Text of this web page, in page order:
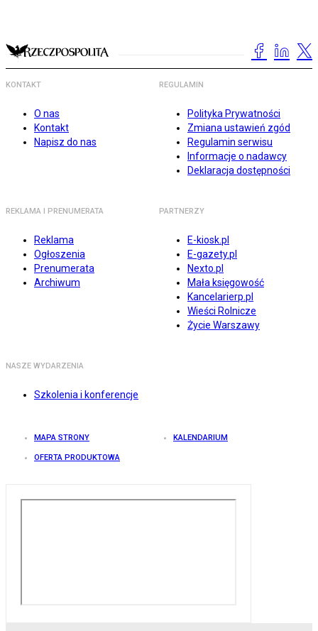
KONTAKT
O nas
Kontakt
Napisz do nas
REGULAMIN
Polityka Prywatności
Zmiana ustawień zgód
Regulamin serwisu
Informacje o nadawcy
Deklaracja dostępności
REKLAMA I PRENUMERATA
Reklama
Ogłoszenia
Prenumerata
Archiwum
PARTNERZY
E-kiosk.pl
E-gazety.pl
Nexto.pl
Mała księgowość
Kancelarierp.pl
Wieści Rolnicze
Życie Warszawy
NASZE WYDARZENIA
Szkolenia i konferencje
MAPA STRONY KALENDARIUM
OFERTA PRODUKTOWA